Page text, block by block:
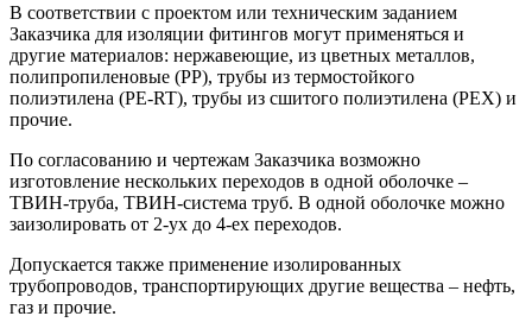
В соответствии с проектом или техническим заданием
Заказчика для изоляции фитингов могут применяться и
другие материалов: нержавеющие, из цветных металлов,
полипропиленовые (PP), трубы из термостойкого
полиэтилена (PE-RT), трубы из сшитого полиэтилена (PEX) и
прочие.
По согласованию и чертежам Заказчика возможно
изготовление нескольких переходов в одной оболочке –
ТВИН-труба, ТВИН-система труб. В одной оболочке можно
заизолировать от 2-ух до 4-ех переходов.
Допускается также применение изолированных
трубопроводов, транспортирующих другие вещества – нефть,
газ и прочие.